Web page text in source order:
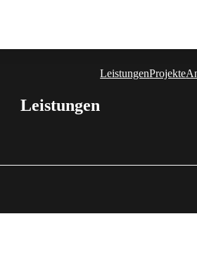
Leistungen
LeistungenProjekte